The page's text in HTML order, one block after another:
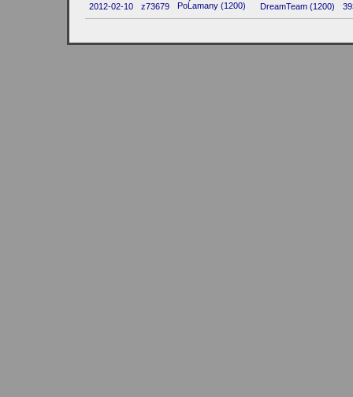
2012-02-10 z73679 PoĹamany (1200) DreamTeam (1200)